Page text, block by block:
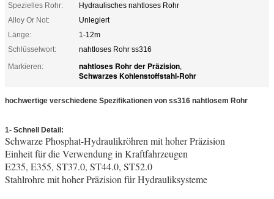
Spezielles Rohr:
Hydraulisches nahtloses Rohr
Alloy Or Not:
Unlegiert
Länge:
1-12m
Schlüsselwort:
nahtloses Rohr ss316
Markieren:
nahtloses Rohr der Präzision,
Schwarzes Kohlenstoffstahl-Rohr
hochwertige verschiedene Spezifikationen von ss316 nahtlosem Rohr
1- Schnell Detail:
Schwarze Phosphat-Hydraulikröhren mit hoher Präzision
Einheit für die Verwendung in Kraftfahrzeugen
E235, E355, ST37.0, ST44.0, ST52.0
Stahlrohre mit hoher Präzision für Hydrauliksysteme